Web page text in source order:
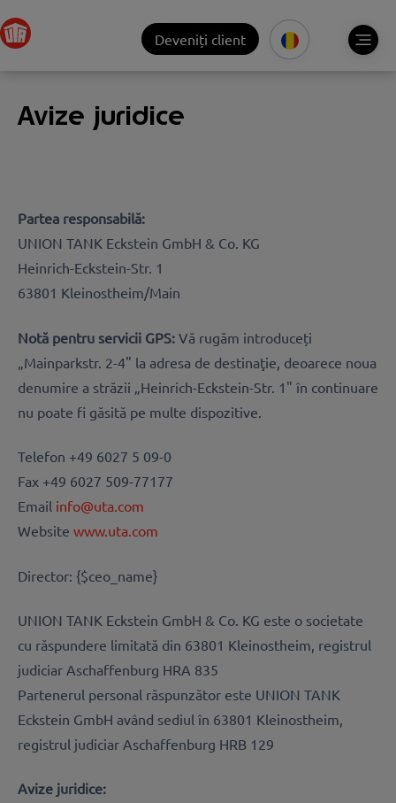
Deveniți client
Avize juridice
Partea responsabilă:
UNION TANK Eckstein GmbH & Co. KG
Heinrich-Eckstein-Str. 1
63801 Kleinostheim/Main
Notă pentru servicii GPS: Vă rugăm introduceți
„Mainparkstr. 2-4" la adresa de destinaţie, deoarece noua
denumire a străzii „Heinrich-Eckstein-Str. 1" în continuare
nu poate fi găsită pe multe dispozitive.
Telefon +49 6027 5 09-0
Fax +49 6027 509-77177
Email info@uta.com
Website www.uta.com
Director: {$ceo_name}
UNION TANK Eckstein GmbH & Co. KG este o societate
cu răspundere limitată din 63801 Kleinostheim, registrul
judiciar Aschaffenburg HRA 835
Partenerul personal răspunzător este UNION TANK
Eckstein GmbH având sediul în 63801 Kleinostheim,
registrul judiciar Aschaffenburg HRB 129
Avize juridice: